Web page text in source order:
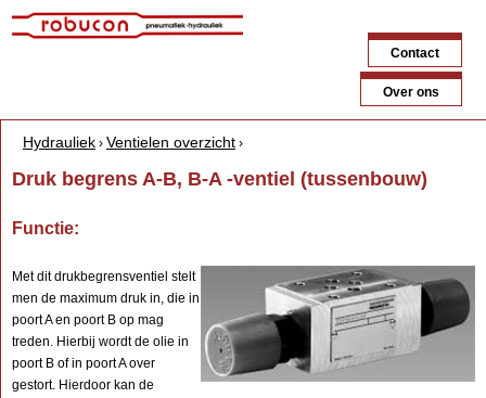
Jump to navigation
Contact
Over ons
u
a
r
e
h
Hydrauliek › Ventielen overzicht ›
Druk begrens A-B, B-A -ventiel (tussenbouw)
Functie:
Met dit drukbegrensventiel stelt
men de maximum druk in, die in
poort A en poort B op mag
treden. Hierbij wordt de olie in
poort B of in poort A over
gestort. Hierdoor kan de